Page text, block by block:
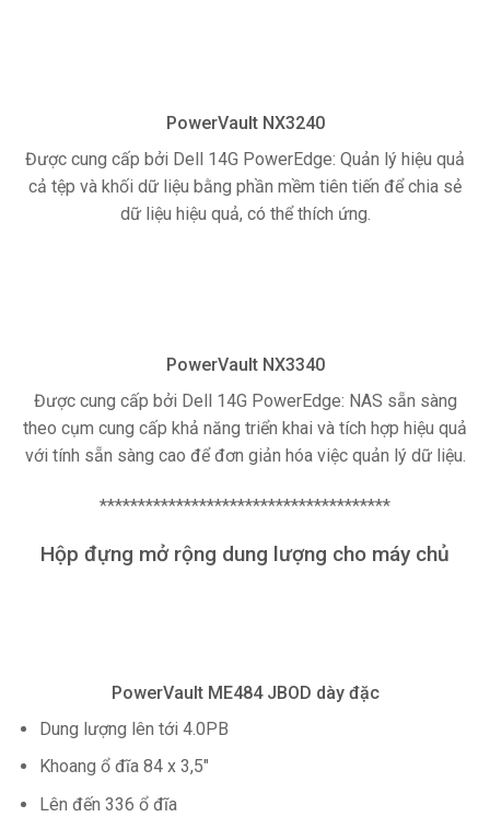
PowerVault NX3240
Được cung cấp bởi Dell 14G PowerEdge: Quản lý hiệu quả
cả tệp và khối dữ liệu bằng phần mềm tiên tiến để chia sẻ
dữ liệu hiệu quả, có thể thích ứng.
PowerVault NX3340
Được cung cấp bởi Dell 14G PowerEdge: NAS sẵn sàng
theo cụm cung cấp khả năng triển khai và tích hợp hiệu quả
với tính sẵn sàng cao để đơn giản hóa việc quản lý dữ liệu.
**************************************
Hộp đựng mở rộng dung lượng cho máy chủ
PowerVault ME484 JBOD dày đặc
Dung lượng lên tới 4.0PB
Khoang ổ đĩa 84 x 3,5″
Lên đến 336 ổ đĩa